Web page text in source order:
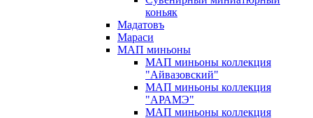
коньяк
Мадатовъ
Мараси
МАП миньоны
МАП миньоны коллекция
"Айвазовский"
МАП миньоны коллекция
"АРАМЭ"
МАП миньоны коллекция